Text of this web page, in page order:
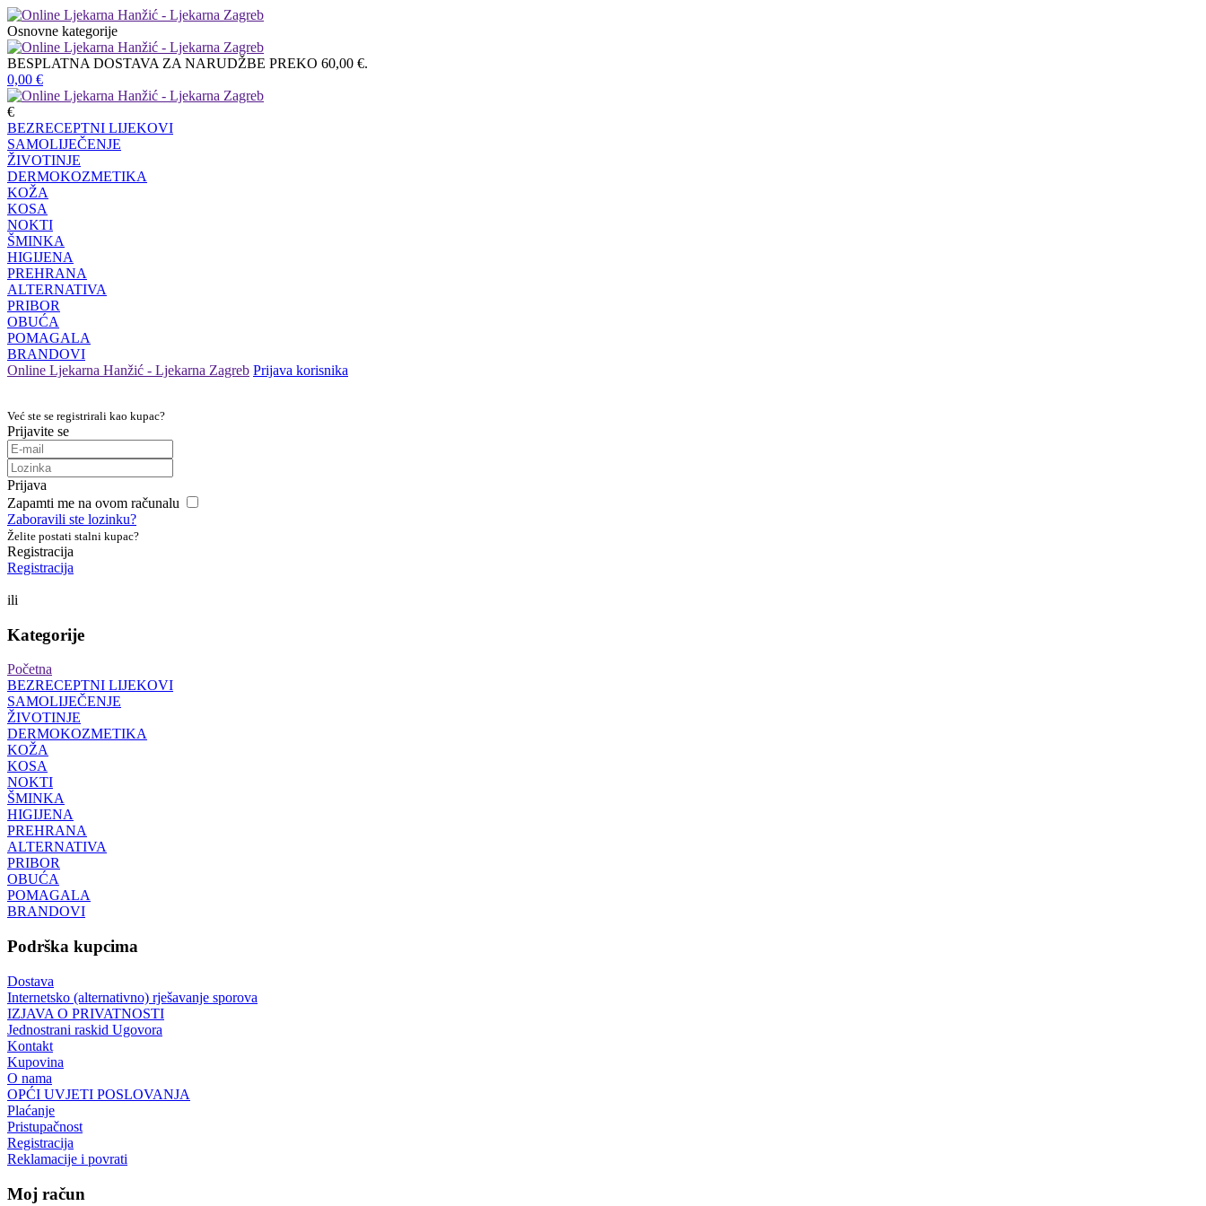
Osnovne kategorije
BESPLATNA DOSTAVA ZA NARUDŽBE PREKO 60,00 €.
0,00 €
€
BEZRECEPTNI LIJEKOVI
SAMOLIJEČENJE
ŽIVOTINJE
DERMOKOZMETIKA
KOŽA
KOSA
NOKTI
ŠMINKA
HIGIJENA
PREHRANA
ALTERNATIVA
PRIBOR
OBUĆA
POMAGALA
BRANDOVI
Online Ljekarna Hanžić - Ljekarna Zagreb Prijava korisnika
Već ste se registrirali kao kupac?
Prijavite se
Prijava
Zapamti me na ovom računalu
Zaboravili ste lozinku?
Želite postati stalni kupac?
Registracija
Registracija
ili
Kategorije
Početna
BEZRECEPTNI LIJEKOVI
SAMOLIJEČENJE
ŽIVOTINJE
DERMOKOZMETIKA
KOŽA
KOSA
NOKTI
ŠMINKA
HIGIJENA
PREHRANA
ALTERNATIVA
PRIBOR
OBUĆA
POMAGALA
BRANDOVI
Podrška kupcima
Dostava
Internetsko (alternativno) rješavanje sporova
IZJAVA O PRIVATNOSTI
Jednostrani raskid Ugovora
Kontakt
Kupovina
O nama
OPĆI UVJETI POSLOVANJA
Plaćanje
Pristupačnost
Registracija
Reklamacije i povrati
Moj račun